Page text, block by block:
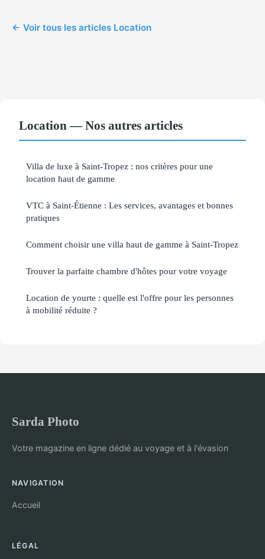
← Voir tous les articles Location
Location — Nos autres articles
Villa de luxe à Saint-Tropez : nos critères pour une
location haut de gamme
VTC à Saint-Étienne : Les services, avantages et bonnes
pratiques
Comment choisir une villa haut de gamme à Saint-Tropez
Trouver la parfaite chambre d'hôtes pour votre voyage
Location de yourte : quelle est l'offre pour les personnes
à mobilité réduite ?
Sarda Photo
Votre magazine en ligne dédié au voyage et à l'évasion
NAVIGATION
Accueil
LÉGAL